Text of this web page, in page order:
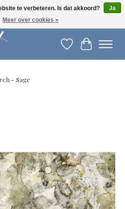
Verlanglijst
- Sage
te verbeteren. Is dat akkoord?
Ja
Meer over cookies »